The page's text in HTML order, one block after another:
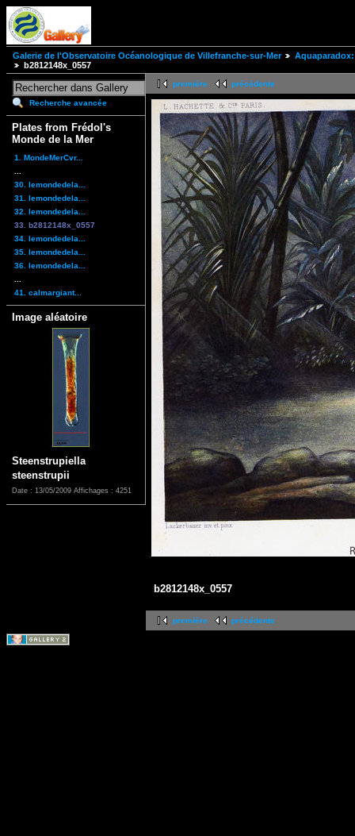
Galerie de l'Observatoire Océanologique de Villefranche-sur-Mer
b2812148x_0557
Recherche avancée
Plates from Frédol's
Monde de la Mer
1. MondeMerCvr...
30. lemondedela...
31. lemondedela...
32. lemondedela...
33. b2812148x_0557
34. lemondedela...
35. lemondedela...
36. lemondedela...
41. calmargiant...
Image aléatoire
Steenstrupiella
steenstrupii
Date : 13/05/2009 Affichages : 4251
première précédente
b2812148x_0557
première précédente